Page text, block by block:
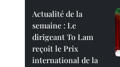
Actualité de la
semaine : Le
dirigeant To Lam
reçoit le Prix
international de la